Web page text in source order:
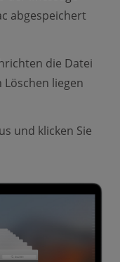
abgespeichert
die Datei
liegen
und klicken Sie